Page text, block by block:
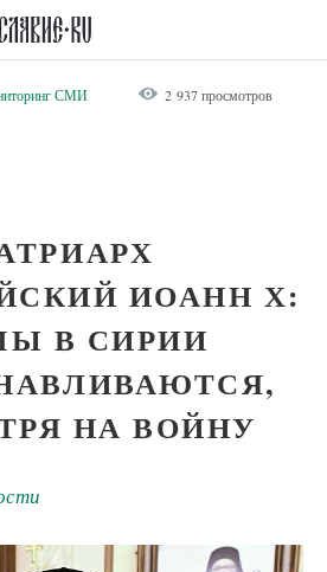
СМИ 2 937 просмотров
ИОАНН Х:
В СИРИИ
НА ВОЙНУ